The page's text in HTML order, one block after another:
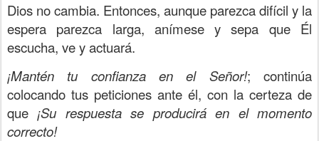
Dios no cambia. Entonces, aunque parezca difícil y la
espera parezca larga, anímese y sepa que Él
escucha, ve y actuará.
¡Mantén tu confianza en el Señor!; continúa
colocando tus peticiones ante él, con la certeza de
que ¡Su respuesta se producirá en el momento
correcto!